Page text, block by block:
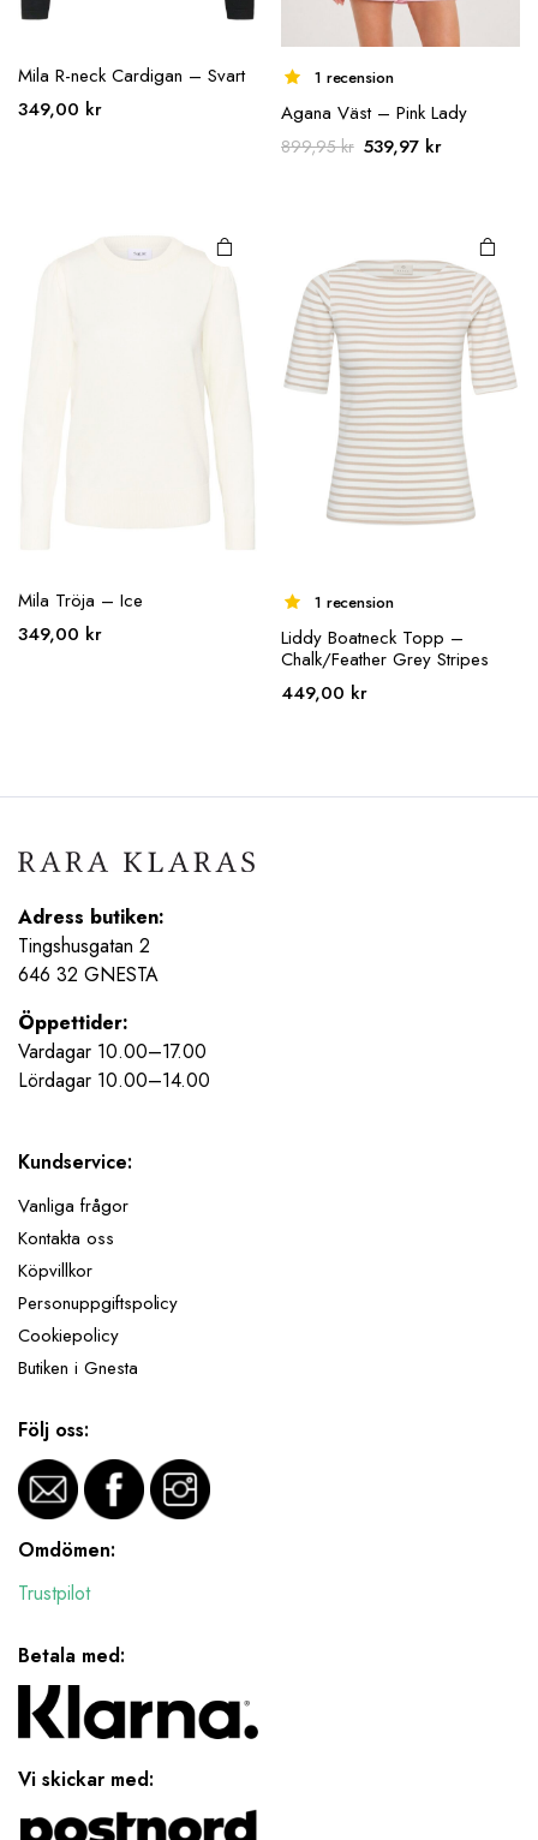
Mila R-neck Cardigan – Svart
349,00 kr
1 recension
Agana Väst – Pink Lady
899,95kr Det
539,97 krDet
539,97 kr.
De olika
alternativen
Mila Tröja – Ice
349,00 kr
Den här
De olika
alternativen
kan väljas på
produktsidan
1 recension
Liddy Boatneck Topp –
Chalk/Feather Grey Stripes
449,00 kr
Adress butiken:
Tingshusgatan 2
646 32 GNESTA
Öppettider:
Vardagar 10.00–17.00
Lördagar 10.00–14.00
Kundservice:
Vanliga frågor
Kontakta oss
Köpvillkor
Personuppgiftspolicy
Cookiepolicy
Butiken i Gnesta
Följ oss:
Omdömen:
Trustpilot
Betala med:
Vi skickar med: